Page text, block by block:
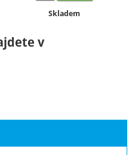
Dostupnost:
Skladem
v